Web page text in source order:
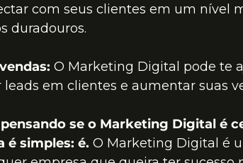
com seus clientes em um nível
duradouros.
O Marketing Digital pode te
leads em clientes e aumentar suas
se o Marketing Digital é
é simples: é. O Marketing Digital é